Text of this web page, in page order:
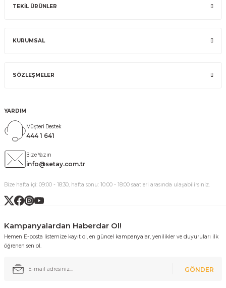
TEKİL ÜRÜNLER
KURUMSAL
SÖZLEŞMELER
YARDIM
Müşteri Destek
444 1 641
Bize Yazın
info@setay.com.tr
Bize hafta içi: 09:00 - 18:30, hafta sonu: 10:00 - 18:00 saatleri arasında ulaşabilirsiniz.
Kampanyalardan Haberdar Ol!
Hemen E-posta listemize kayıt ol, en güncel kampanyalar, yenilikler ve duyuruları ilk
öğrenen sen ol.
GÖNDER